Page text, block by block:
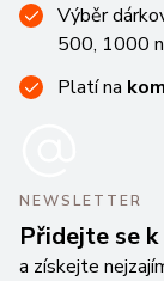
Výběr
500, 1000
Platí na
NEWSLETTER
Přidejte se
a získejte